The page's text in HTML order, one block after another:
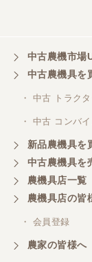
対応も
三重県
対応あ
三重県／
共立シ
く、エ
ざいまし
三重県／
中古農機市場
中古農機具を
・ 中古 トラク
・ 中古 コンバ
新品農機具を
中古農機具を
農機具店一覧
農機具店の皆
・ 会員登録
農家の皆様へ